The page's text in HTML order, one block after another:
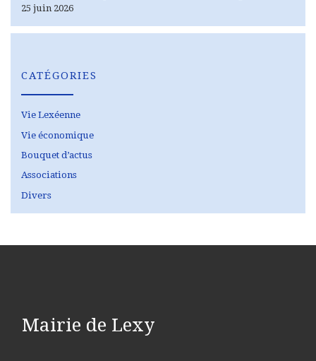
25 juin 2026
CATÉGORIES
Vie Lexéenne
Vie économique
Bouquet d’actus
Associations
Divers
Mairie de Lexy